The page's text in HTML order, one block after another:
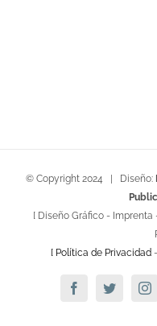
© Copyright 2024 | Diseño:
[ Diseño Gráfico -
[ Política de Privacidad -
FacebookTwitter